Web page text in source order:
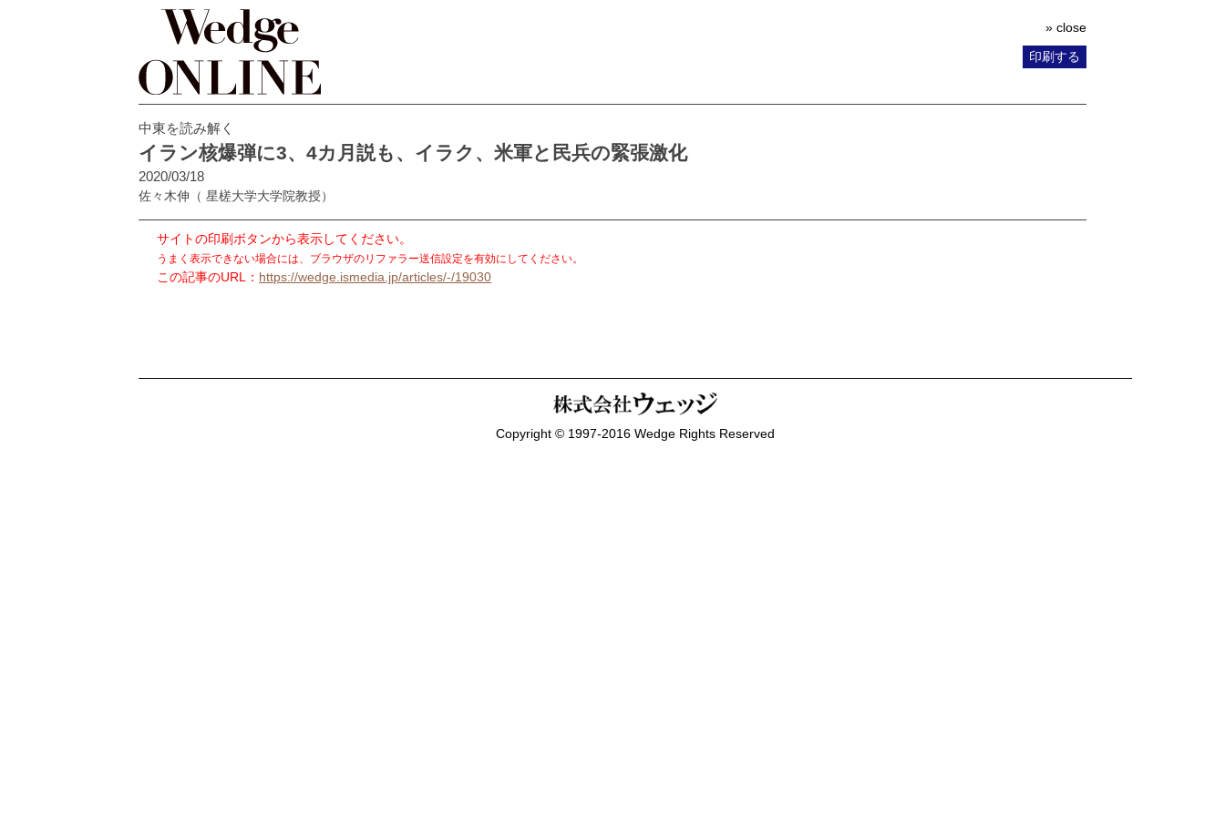
» close
印刷する
中東を読み解く
イラン核爆弾に3、4カ月説も、イラク、米軍と民兵の緊張激化
2020/03/18
佐々木伸 （ 星槎大学大学院教授）
サイトの印刷ボタンから表示してください。
うまく表示できない場合には、ブラウザのリファラー送信設定を有効にしてください。
この記事のURL： https://wedge.ismedia.jp/articles/-/19030
Copyright © 1997-2016 Wedge Rights Reserved